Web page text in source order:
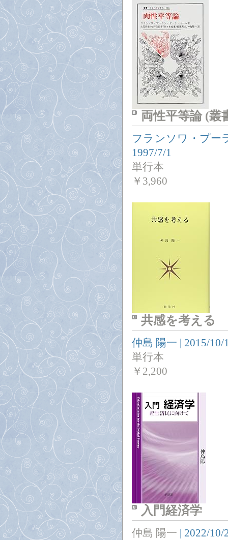
両性平等論 (叢
フランソワ・プー
1997/7/1
単行本
￥ 3,960
共感を考える
仲島 陽一 | 2015/10/
単行本
￥ 2,200
入門経済学
仲島 陽一 | 2022/10/